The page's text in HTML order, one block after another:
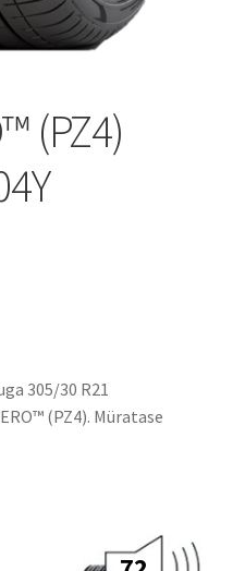
(PZ4)
305/30 R21
(PZ4). Müratase